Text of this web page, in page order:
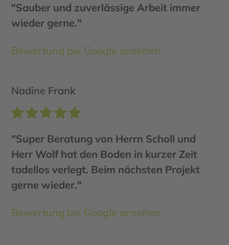
"Sauber und zuverlässige Arbeit immer
wieder gerne."
Bewertung bei Google ansehen
Nadine Frank
"Super Beratung von Herrn Scholl und
Herr Wolf hat den Boden in kurzer Zeit
tadellos verlegt. Beim nächsten Projekt
gerne wieder."
Bewertung bei Google ansehen